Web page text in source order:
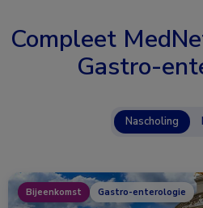
Compleet
Gastro-
Nascholing
Bijeenkomst Gastro-enterologie